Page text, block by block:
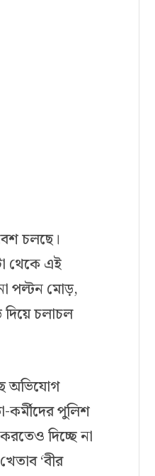
চলছে।
থেকে এই
পল্টন মোড়,
চলাচল
অভিযোগ
কর্মীদের পুলিশ
দিচ্ছে না
‘বীর